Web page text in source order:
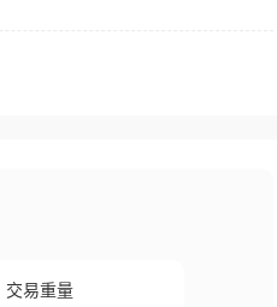
交易重量